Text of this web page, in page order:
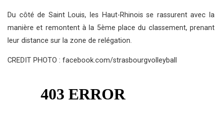
Du côté de Saint Louis, les Haut-Rhinois se rassurent avec la
manière et remontent à la 5ème place du classement, prenant
leur distance sur la zone de relégation.
CREDIT PHOTO : facebook.com/strasbourgvolleyball